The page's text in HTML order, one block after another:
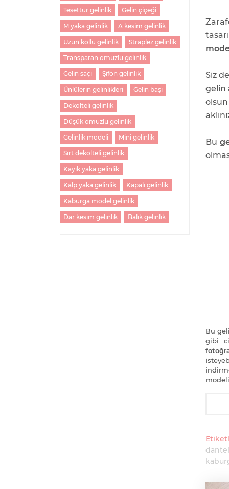
Tesettür gelinlik Gelin çiçeği
M yaka gelinlik A kesim gelinlik
Uzun kollu gelinlik Straplez gelinlik
Transparan omuzlu gelinlik
Gelin saçı Şifon gelinlik
Ünlülerin gelinlikleri Gelin başı
Dekolteli gelinlik
Düşük omuzlu gelinlik
Gelinlik modeli Mini gelinlik
Sırt dekolteli gelinlik
Kayık yaka gelinlik
Kalp yaka gelinlik Kapalı gelinlik
Kaburga model gelinlik
Dar kesim gelinlik Balık gelinlik
Siz
gelin
Bu
Bu
gibi